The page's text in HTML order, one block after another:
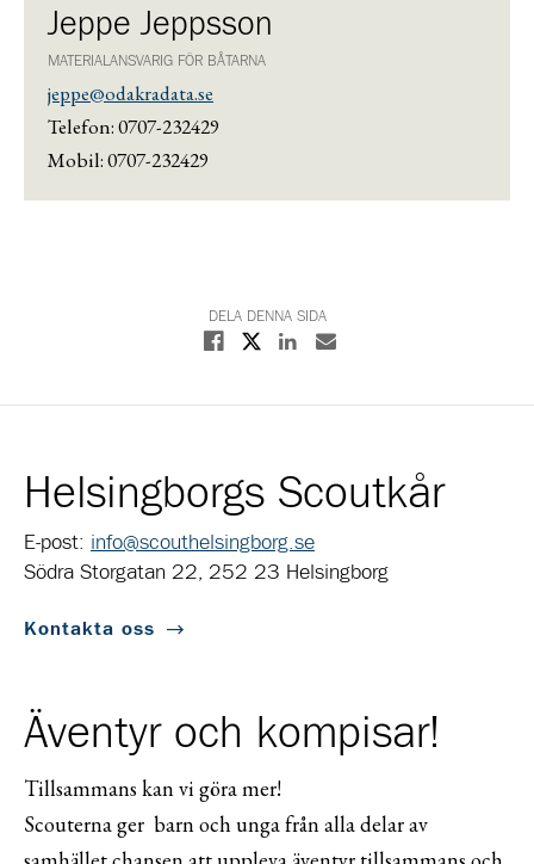
Jeppe Jeppsson
MATERIALANSVARIG FÖR BÅTARNA
jeppe@odakradata.se
Telefon: 0707-232429
Mobil: 0707-232429
DELA DENNA SIDA
Dela på Facebook
Dela på XDela på Linkedin
Dela med E-post
Helsingborgs Scoutkår
E-post: info@scouthelsingborg.se
Södra Storgatan 22, 252 23 Helsingborg
Kontakta oss
Äventyr och kompisar!
Tillsammans kan vi göra mer!
Scouterna ger barn och unga från alla delar av